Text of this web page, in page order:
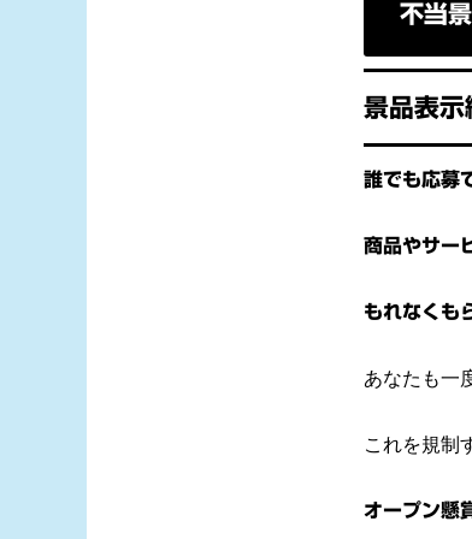
不当
景品表示
誰でも応募
商品やサー
もれなくも
あなたも一
これを規制
オープン懸